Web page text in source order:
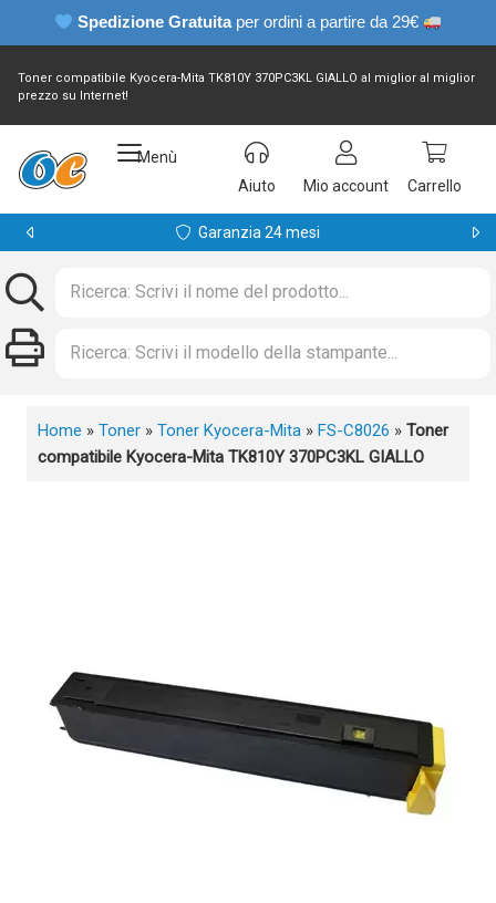
Spedizione Gratuita per ordini a partire da 29€
Toner compatibile Kyocera-Mita TK810Y 370PC3KL GIALLO al miglior al miglior
prezzo su Internet!
Menù
Aiuto
Mio account Carrello
Garanzia 24 mesi
Home » Toner » Toner Kyocera-Mita » FS-C8026 » Toner
compatibile Kyocera-Mita TK810Y 370PC3KL GIALLO